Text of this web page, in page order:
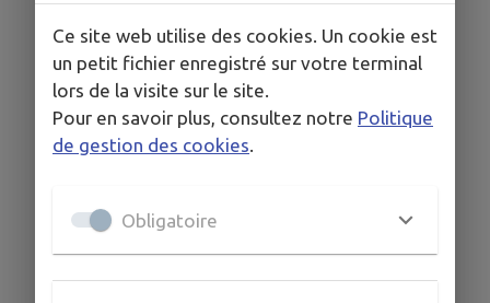
Ce site web utilise des cookies. Un cookie est
un petit fichier enregistré sur votre terminal
lors de la visite sur le site.
Pour en savoir plus, consultez notre Politique
de gestion des cookies.
Obligatoire